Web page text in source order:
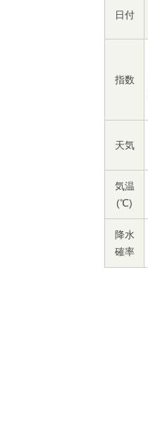
日付
指数
天気
気温
(℃)
降水
確率